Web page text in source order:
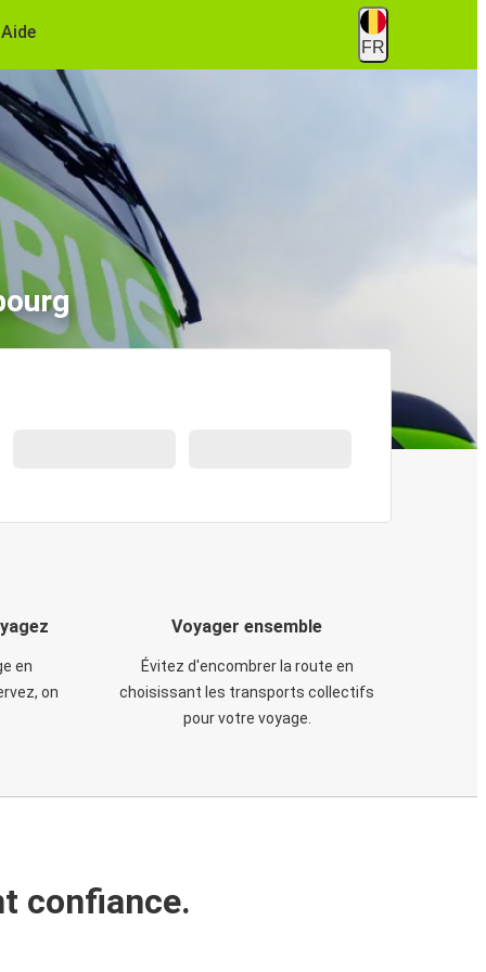
Aide
FR
en
on
Voyager ensemble
Évitez d'encombrer la route en
choisissant les transports collectifs
pour votre voyage.
confiance.